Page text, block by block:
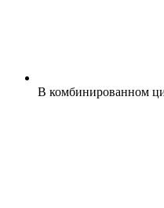
В комбинированном